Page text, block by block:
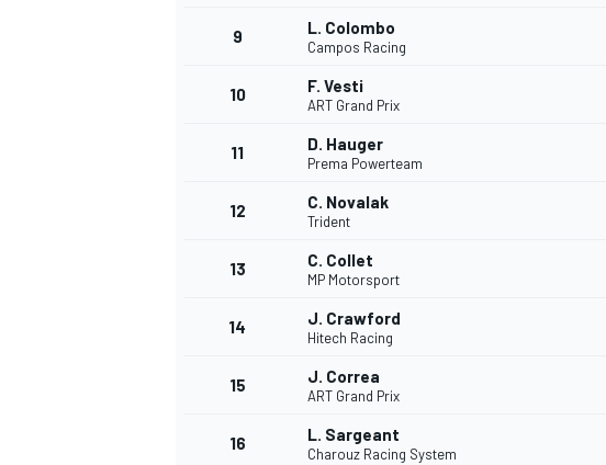
9 L. Colombo
Campos Racing
10 F. Vesti
ART Grand Prix
11 D. Hauger
Prema Powerteam
12 C. Novalak
Trident
13 C. Collet
MP Motorsport
14 J. Crawford
Hitech Racing
15 J. Correa
ART Grand Prix
16 L. Sargeant
Charouz Racing System